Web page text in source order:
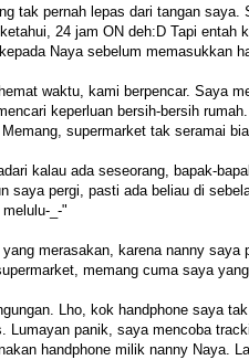
tak pernah lepas dari tangan
24 jam ON deh:D Tapi
Naya sebelum memasukkan
waktu, kami berpencar. Saya
keperluan bersih-bersih
supermarket tak seramai
kalau ada seseorang, bapak-
saya pergi, pasti ada beliau di
_-"
merasakan, karena nanny
memang cuma saya
Lho, kok handphone saya
panik, saya mencoba
handphone milik nanny Naya.